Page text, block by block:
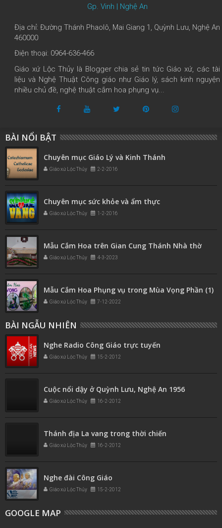
Gp. Vinh | Nghệ An
Địa chỉ: Đường Thánh Phaolô, Mai Giang 1, Quỳnh Lưu, Nghệ An
460000
Điện thoại: 0964-636-466
Giáo xứ Lộc Thủy là Blogger chia sẻ tin tức Giáo xứ, các tài
liệu và Nghệ Thuật Công giáo như Giáo lý, sách kinh nguyện
nhiều chủ đề, nghệ thuật cắm hoa phụng vụ...
BÀI NỔI BẬT
Chuyên mục Giáo Lý và Kinh Thánh
Giáo xứ Lộc Thủy 2-2-2016
Chuyên mục sức khỏe và ẩm thực
Giáo xứ Lộc Thủy 1-2-2016
Mẫu Cắm Hoa trên Gian Cung Thánh Nhà thờ
Giáo xứ Lộc Thủy 4-3-2023
Mẫu Cắm Hoa Phụng vụ trong Mùa Vọng Phần (1)
Giáo xứ Lộc Thủy 7-12-2022
BÀI NGẪU NHIÊN
Nghe Radio Công Giáo trực tuyến
Giáo xứ Lộc Thủy 15-2-2012
Cuộc nổi dậy ở Quỳnh Lưu, Nghệ An 1956
Giáo xứ Lộc Thủy 16-2-2012
Thánh địa La vang trong thời chiến
Giáo xứ Lộc Thủy 16-2-2012
Nghe đài Công Giáo
Giáo xứ Lộc Thủy 15-2-2012
GOOGLE MAP